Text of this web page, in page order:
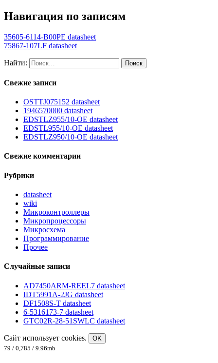
Навигация по записям
35605-6114-B00PE datasheet
75867-107LF datasheet
Найти:
Свежие записи
OSTTJ075152 datasheet
1946570000 datasheet
EDSTLZ955/10-OE datasheet
EDSTL955/10-OE datasheet
EDSTLZ950/10-OE datasheet
Свежие комментарии
Рубрики
datasheet
wiki
Микроконтроллеры
Микропроцессоры
Микросхема
Программирование
Прочее
Случайные записи
AD7450ARM-REEL7 datasheet
IDT5991A-2JG datasheet
DF1508S-T datasheet
6-5316173-7 datasheet
GTC02R-28-51SWLC datasheet
Сайт использует cookies.
OK
79 / 0,785 / 9.96mb